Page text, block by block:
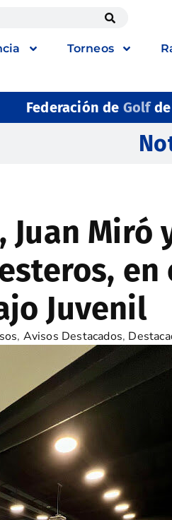
Torneos
Federación de Golf
Juan Miró
en
Juvenil
, Avisos Destacados,